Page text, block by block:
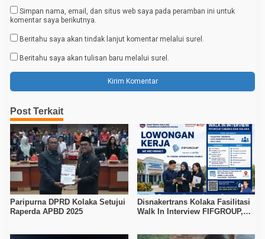
Simpan nama, email, dan situs web saya pada peramban ini untuk
komentar saya berikutnya.
Beritahu saya akan tindak lanjut komentar melalui surel.
Beritahu saya akan tulisan baru melalui surel.
Post Terkait
Paripurna DPRD Kolaka Setujui
Raperda APBD 2025
Disnakertrans Kolaka Fasilitasi
Walk In Interview FIFGROUP,